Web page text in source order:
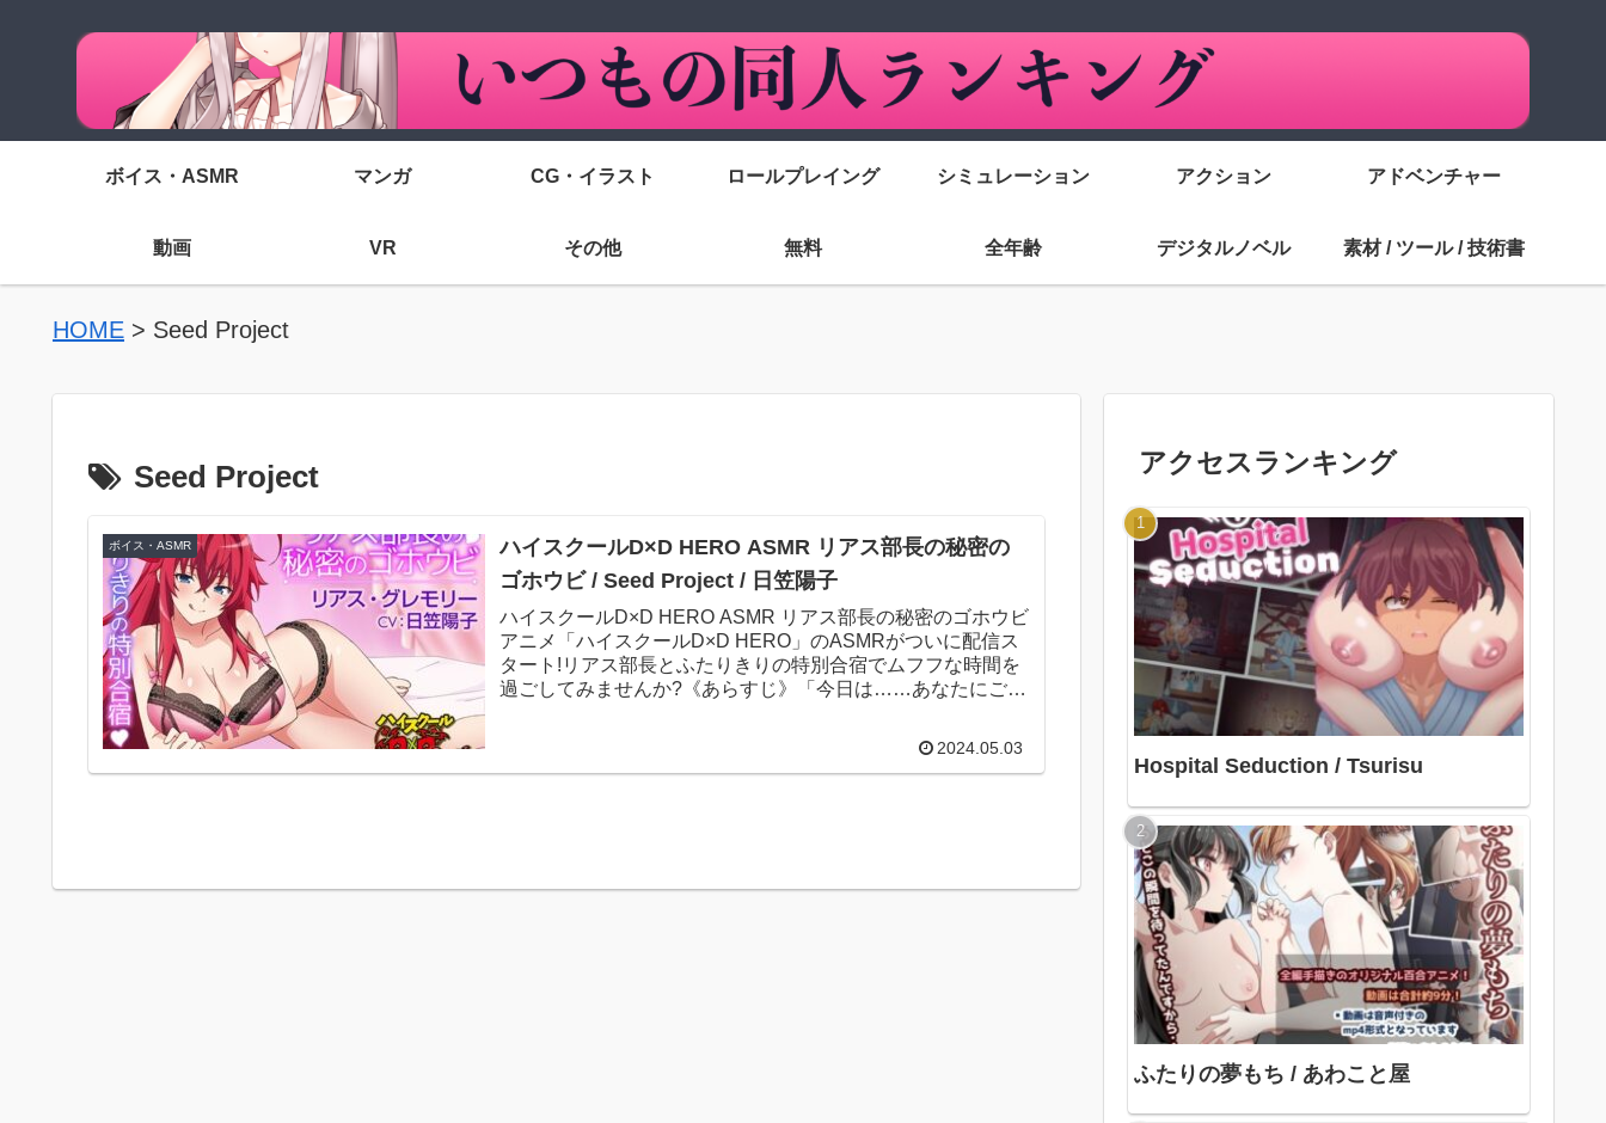
ボイス・ASMR マンガ CG・イラスト ロールプレイング シミュレーション アクション アドベンチャー
動画 VR その他 無料 全年齢 デジタルノベル 素材 / ツール / 技術書
HOME > Seed Project
Seed Project
ボイス・ASMR
ハイスクールD×D HERO ASMR リアス部長の秘密の
ゴホウビ / Seed Project / 日笠陽子
ハイスクールD×D HERO ASMR リアス部長の秘密のゴホウビ
アニメ「ハイスクールD×D HERO」のASMRがついに配信ス
タート!リアス部長とふたりきりの特別合宿でムフフな時間を
過ごしてみませんか?《あらすじ》「今日は……あなたにご
2024.05.03
アクセスランキング
Hospital Seduction / Tsurisu
ふたりの夢もち / あわこと屋